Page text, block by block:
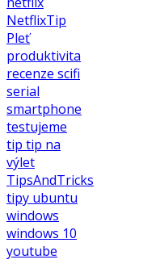
NetflixTip
Pleť
produktivita
recenze scifi
serial
smartphone
testujeme
tip tip na
výlet
TipsAndTricks
tipy ubuntu
windows
windows 10
youtube